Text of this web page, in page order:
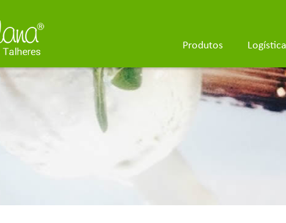
Logística
Produtos